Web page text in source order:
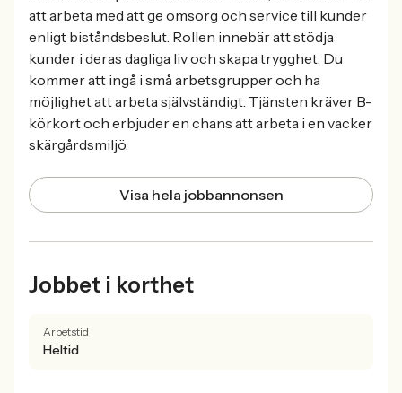
att arbeta med att ge omsorg och service till kunder
enligt biståndsbeslut. Rollen innebär att stödja
kunder i deras dagliga liv och skapa trygghet. Du
kommer att ingå i små arbetsgrupper och ha
möjlighet att arbeta självständigt. Tjänsten kräver B-
körkort och erbjuder en chans att arbeta i en vacker
skärgårdsmiljö.
Visa hela jobbannonsen
Jobbet i korthet
Arbetstid
Heltid